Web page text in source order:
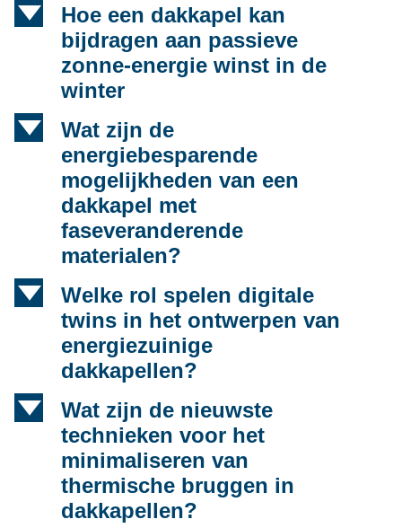
d
Hoe een dakkapel kan
bijdragen aan passieve
zonne-energie winst in de
winter
d
Wat zijn de
energiebesparende
mogelijkheden van een
dakkapel met
faseveranderende
materialen?
d
Welke rol spelen digitale
twins in het ontwerpen van
energiezuinige
dakkapellen?
d
Wat zijn de nieuwste
technieken voor het
minimaliseren van
thermische bruggen in
dakkapellen?